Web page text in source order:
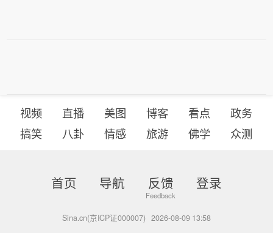
视频 直播 美图 博客 看点
政务
搞笑
八卦 情感 旅游 佛学 众测
首页 导航 反馈 登录
Sina.cn(京ICP证000007) 2026-08-09 13:58